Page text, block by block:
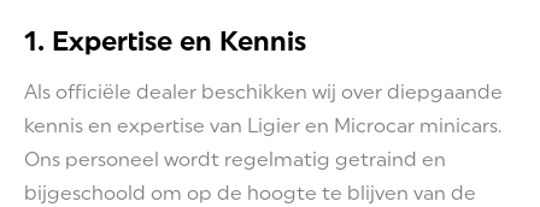
1. Expertise en Kennis
Als officiële dealer beschikken wij over diepgaande
kennis en expertise van Ligier en Microcar minicars.
Ons personeel wordt regelmatig getraind en
bijgeschoold om op de hoogte te blijven van de